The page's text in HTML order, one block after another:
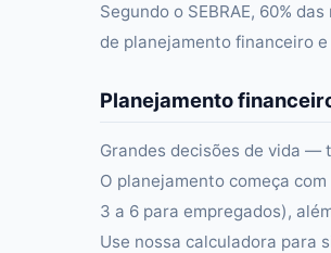
Segundo o SEBRAE, 60%
de planejamento financeiro
Planejamento
Grandes decisões de vida —
O planejamento começa
3 a 6 para empregados),
Use nossa calculadora para